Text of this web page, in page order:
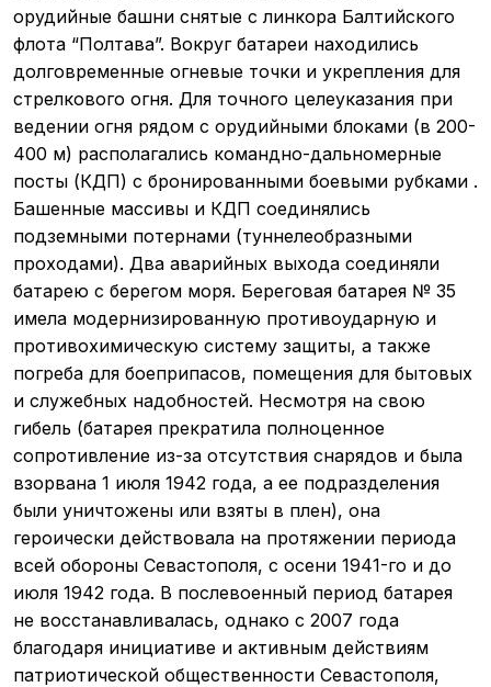
орудийные башни снятые с линкора Балтийского
флота “Полтава”. Вокруг батареи находились
долговременные огневые точки и укрепления для
стрелкового огня. Для точного целеуказания при
ведении огня рядом с орудийными блоками (в 200-
400 м) располагались командно-дальномерные
посты (КДП) с бронированными боевыми рубками .
Башенные массивы и КДП соединялись
подземными потернами (туннелеобразными
проходами). Два аварийных выхода соединяли
батарею с берегом моря. Береговая батарея № 35
имела модернизированную противоударную и
противохимическую систему защиты, а также
погреба для боеприпасов, помещения для бытовых
и служебных надобностей. Несмотря на свою
гибель (батарея прекратила полноценное
сопротивление из-за отсутствия снарядов и была
взорвана 1 июля 1942 года, а ее подразделения
были уничтожены или взяты в плен), она
героически действовала на протяжении периода
всей обороны Севастополя, с осени 1941-го и до
июля 1942 года. В послевоенный период батарея
не восстанавливалась, однако с 2007 года
благодаря инициативе и активным действиям
патриотической общественности Севастополя,